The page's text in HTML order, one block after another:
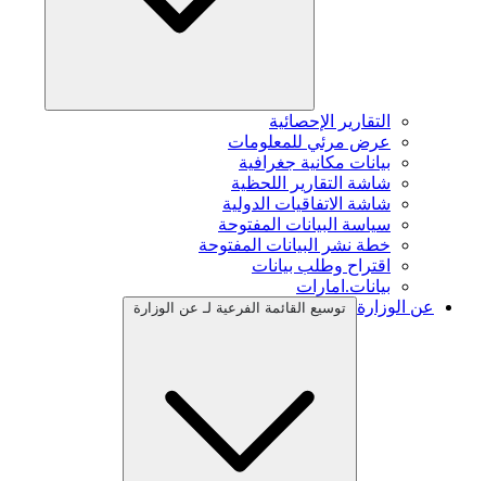
التقارير الإحصائية
عرض مرئي للمعلومات
بيانات مكانية جغرافية
شاشة التقارير اللحظية
شاشة الاتفاقيات الدولية
سياسة البيانات المفتوحة
خطة نشر البيانات المفتوحة
اقتراح وطلب بيانات
بيانات.امارات
عن الوزارة
توسيع القائمة الفرعية لـ عن الوزارة